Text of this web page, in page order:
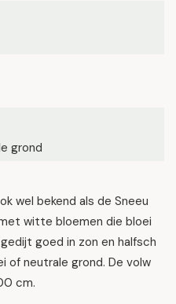
grond
wel bekend als de Sneeu
witte bloemen die bloei
goed in zon en halfsch
of neutrale grond. De volw
cm.